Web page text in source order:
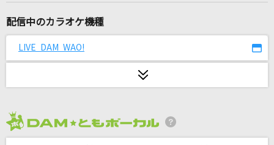
Missing
BE:FIRST
感電(ビデオクリップバージョン)
米津玄師
配信中のカラオケ機種
LIVE DAM WAO!